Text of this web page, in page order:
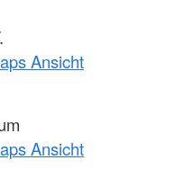
Ansicht
Ansicht